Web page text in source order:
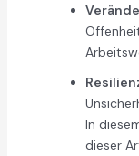
In
dieser